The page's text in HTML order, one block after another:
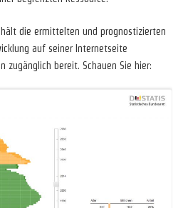
die ermittelten und prognostizierten
auf seiner Internetseite
zugänglich bereit. Schauen Sie hier: